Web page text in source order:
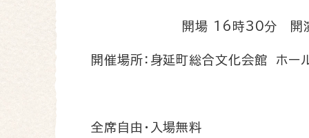
開場 16時30分 開演
開催場所：身延町総合文化会館 ホー
全席自由・入場無料